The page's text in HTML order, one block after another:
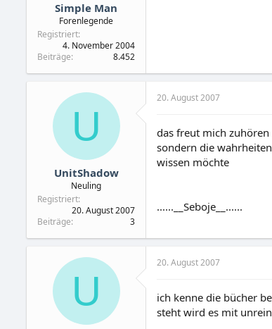
Simple Man
Forenlegende
Registriert
4. November 2004
Beiträge
8.452
U
UnitShadow
Neuling
Registriert
20. August 2007
Beiträge
3
20. August 2007
das freut mich
sondern die
wissen möchte
......__Seboje__......
U
20. August 2007
ich kenne die bücher
steht wird es mit